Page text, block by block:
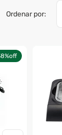
Ordenar por:
off